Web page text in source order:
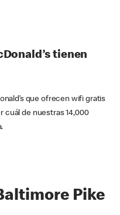
tienen
que ofrecen wifi gratis
cuál de nuestras 14,000
Pike